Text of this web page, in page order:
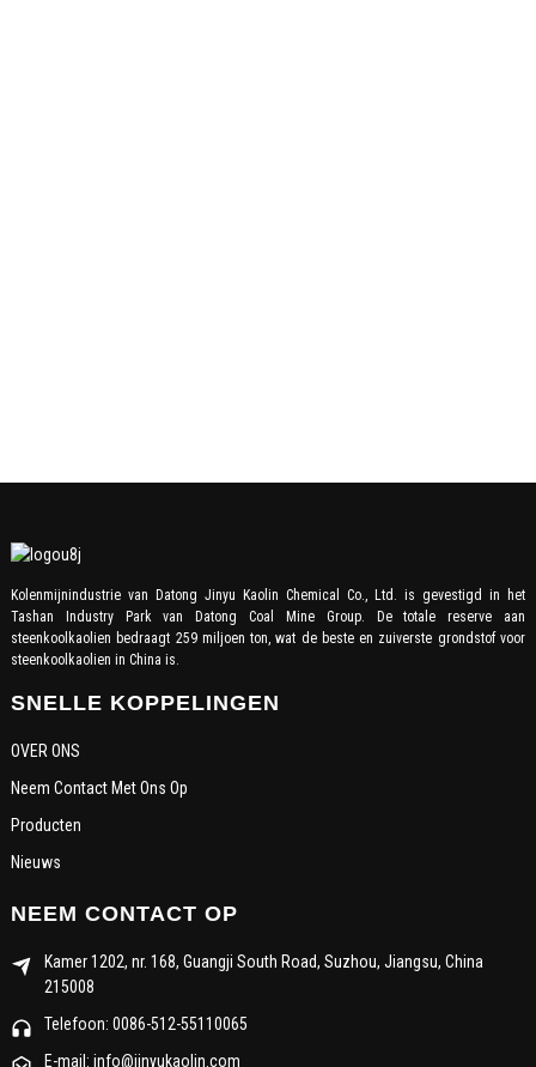
Kolenmijnindustrie van Datong Jinyu Kaolin Chemical Co., Ltd. is gevestigd in het
Tashan Industry Park van Datong Coal Mine Group. De totale reserve aan
steenkoolkaolien bedraagt ​​259 miljoen ton, wat de beste en zuiverste grondstof voor
steenkoolkaolien in China is.
SNELLE KOPPELINGEN
OVER ONS
Neem Contact Met Ons Op
Producten
Nieuws
NEEM CONTACT OP
Kamer 1202, nr. 168, Guangji South Road, Suzhou, Jiangsu, China
215008
Telefoon: 0086-512-55110065
E-mail: info@jinyukaolin.com